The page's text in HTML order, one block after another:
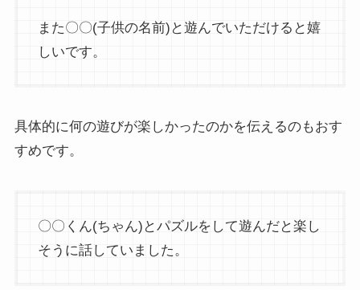
また〇〇(子供の名前)と遊んでいただけると嬉
しいです。
具体的に何の遊びが楽しかったのかを伝えるのもおす
すめです。
〇〇くん(ちゃん)とパズルをして遊んだと楽し
そうに話していました。